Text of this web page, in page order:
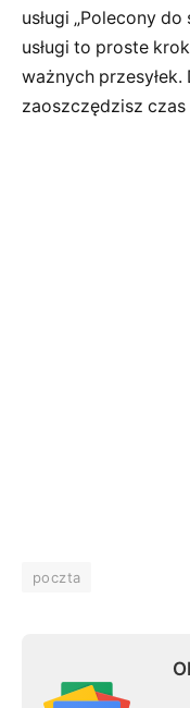
usługi „Polecony
usługi to proste
ważnych
zaoszczędzisz czas
poczta